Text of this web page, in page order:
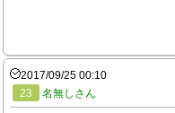
2017/09/25 00:10
23
名無しさん